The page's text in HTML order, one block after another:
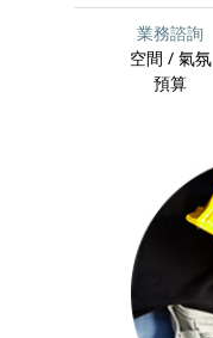
業務諮詢
空間 / 氣氛
預算